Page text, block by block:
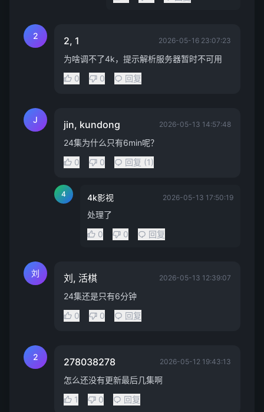
2 2, 1 2026-05-16 23:07:23
为啥调不了4k，提示解析服务器暂时不可用
0
0 回复
J jin, kundong 2026-05-13 14:57:48
24集为什么只有6min呢？
0
0 回复 (1)
4 4k影视 2026-05-13 17:50:19
处理了
0
0 回复
刘 刘, 活棋 2026-05-13 12:39:07
24集还是只有6分钟
0
0 回复
2 278038278 2026-05-12 19:43:13
怎么还没有更新最后几集啊
1
0 回复